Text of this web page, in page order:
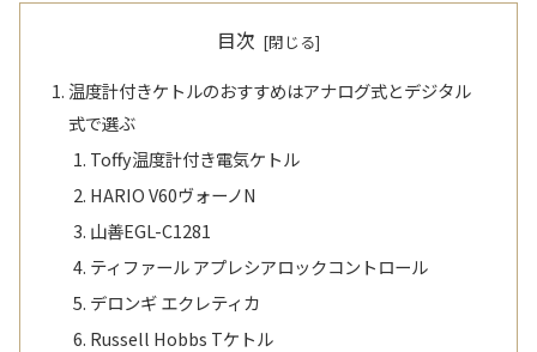
目次
温度計付きケトルのおすすめはアナログ式とデジタル
式で選ぶ
Toffy温度計付き電気ケトル
HARIO V60ヴォーノN
山善EGL-C1281
ティファール アプレシアロックコントロール
デロンギ エクレティカ
Russell Hobbs Tケトル